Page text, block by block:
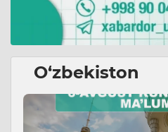
O‘zbekiston